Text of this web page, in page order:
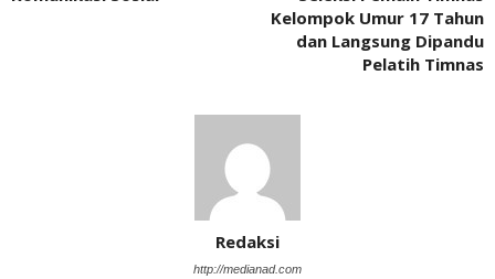
Kelompok Umur 17 Tahun
dan Langsung Dipandu
Pelatih Timnas
Redaksi
http://medianad.com